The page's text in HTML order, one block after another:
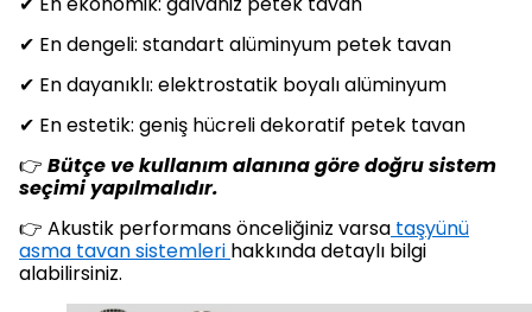
✔ En dengeli: standart alüminyum petek tavan
✔ En dayanıklı: elektrostatik boyalı alüminyum
✔ En estetik: geniş hücreli dekoratif petek tavan
👉 Bütçe ve kullanım alanına göre doğru sistem
seçimi yapılmalıdır.
👉 Akustik performans önceliğiniz varsa taşyünü
asma tavan sistemleri hakkında detaylı bilgi
alabilirsiniz.